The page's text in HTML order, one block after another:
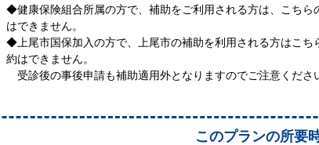
◆健康保険組合所属の方で、補助をご利用される方は、こちら
はできません。
◆上尾市国保加入の方で、上尾市の補助を利用される方はこち
約はできません。
受診後の事後申請も補助適用外となりますのでご注意くださ
このプランの所要